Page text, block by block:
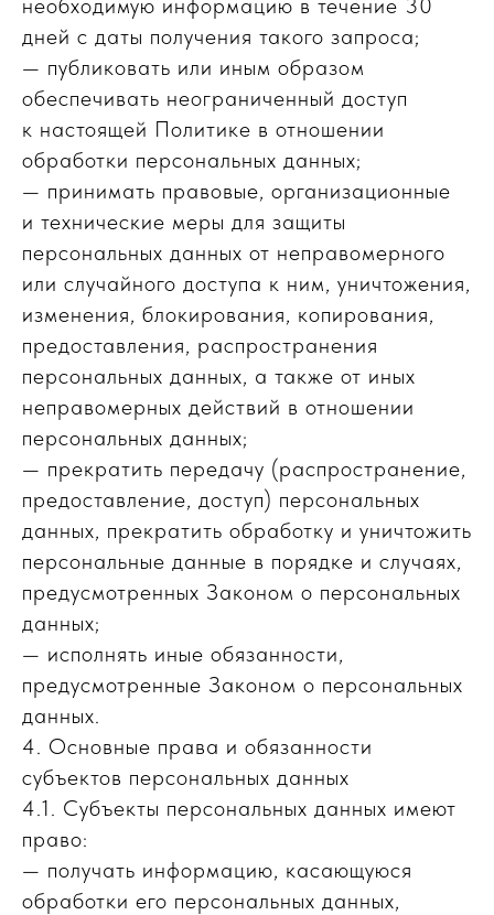
необходимую информацию в течение 30
дней с даты получения такого запроса;
— публиковать или иным образом
обеспечивать неограниченный доступ
к настоящей Политике в отношении
обработки персональных данных;
— принимать правовые, организационные
и технические меры для защиты
персональных данных от неправомерного
или случайного доступа к ним, уничтожения,
изменения, блокирования, копирования,
предоставления, распространения
персональных данных, а также от иных
неправомерных действий в отношении
персональных данных;
— прекратить передачу (распространение,
предоставление, доступ) персональных
данных, прекратить обработку и уничтожить
персональные данные в порядке и случаях,
предусмотренных Законом о персональных
данных;
— исполнять иные обязанности,
предусмотренные Законом о персональных
данных.
4. Основные права и обязанности
субъектов персональных данных
4.1. Субъекты персональных данных имеют
право:
— получать информацию, касающуюся
обработки его персональных данных,